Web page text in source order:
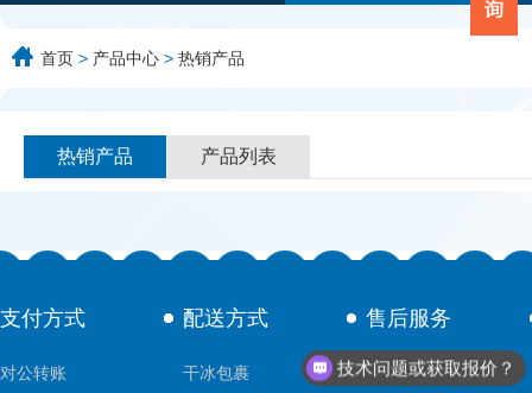
首页 > 产品中心 > 热销产品
热销产品 产品列表
支付方式
对公转账
配送方式
干冰包裹
售后服务
技术支持
技术问题或获取报价？